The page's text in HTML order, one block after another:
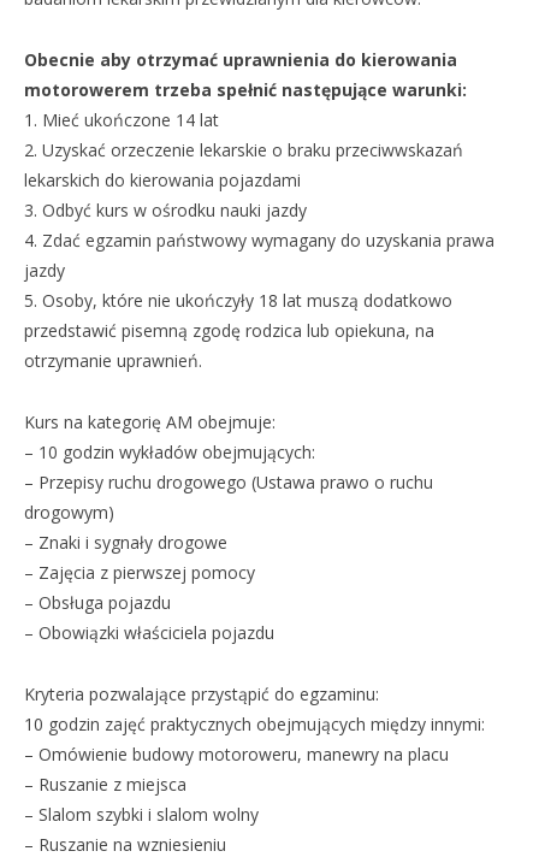
Obecnie aby otrzymać uprawnienia do kierowania
motorowerem trzeba spełnić następujące warunki:
1. Mieć ukończone 14 lat
2. Uzyskać orzeczenie lekarskie o braku przeciwwskazań
lekarskich do kierowania pojazdami
3. Odbyć kurs w ośrodku nauki jazdy
4. Zdać egzamin państwowy wymagany do uzyskania prawa
jazdy
5. Osoby, które nie ukończyły 18 lat muszą dodatkowo
przedstawić pisemną zgodę rodzica lub opiekuna, na
otrzymanie uprawnień.
Kurs na kategorię AM obejmuje:
– 10 godzin wykładów obejmujących:
– Przepisy ruchu drogowego (Ustawa prawo o ruchu
drogowym)
– Znaki i sygnały drogowe
– Zajęcia z pierwszej pomocy
– Obsługa pojazdu
– Obowiązki właściciela pojazdu
Kryteria pozwalające przystąpić do egzaminu:
10 godzin zajęć praktycznych obejmujących między innymi:
– Omówienie budowy motoroweru, manewry na placu
– Ruszanie z miejsca
– Slalom szybki i slalom wolny
– Ruszanie na wzniesieniu